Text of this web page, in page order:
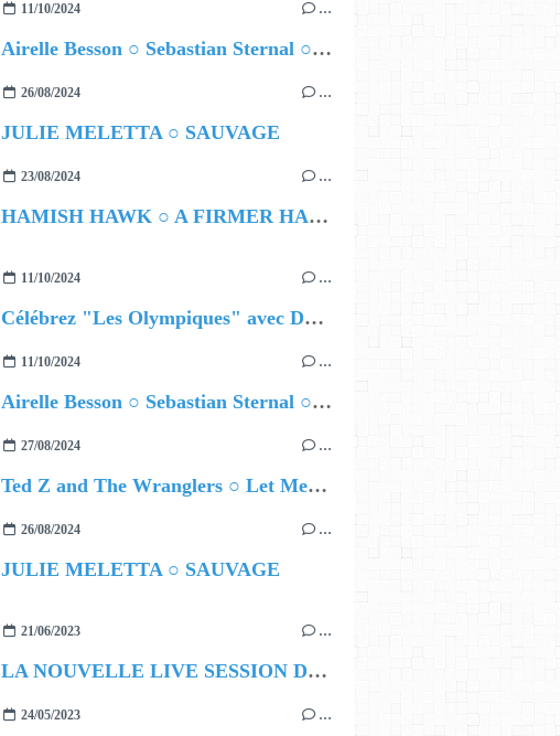
11/10/2024 …
Airelle Besson ○ Sebastian Sternal ○ Jonas Burgwinkel
26/08/2024 …
JULIE MELETTA ○ SAUVAGE
23/08/2024 …
HAMISH HAWK ○ A FIRMER HAND
11/10/2024 …
Célébrez "Les Olympiques" avec DVTR !
11/10/2024 …
Airelle Besson ○ Sebastian Sternal ○ Jonas Burgwinkel
27/08/2024 …
Ted Z and The Wranglers ○ Let Me Be Your Sin
26/08/2024 …
JULIE MELETTA ○ SAUVAGE
21/06/2023 …
LA NOUVELLE LIVE SESSION DE SHOEFITI !
24/05/2023 …